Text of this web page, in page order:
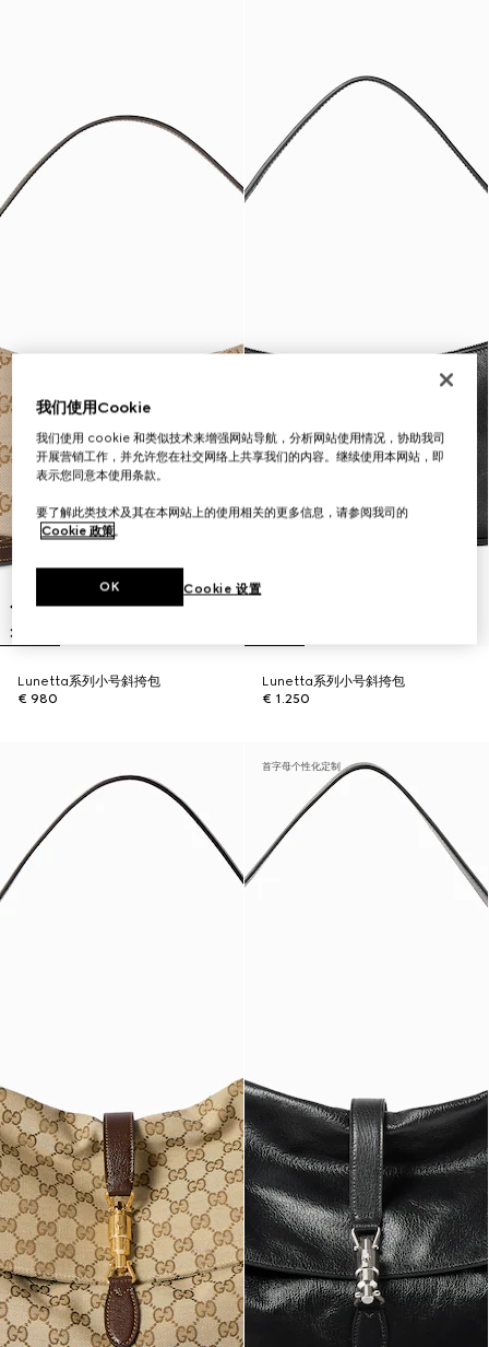
Lunetta系列小号斜挎包
€ 980
Lunetta系列小号斜挎包
€ 1.250
首字母个性化定制
我们使用Cookie
我们使用 cookie 和类似技术来增强网站导航，分析网站使用情况，协助我司
开展营销工作，并允许您在社交网络上共享我们的内容。继续使用本网站，即
表示您同意本使用条款。
要了解此类技术及其在本网站上的使用相关的更多信息，请参阅我司的
Cookie 政策。
Cookie 设置
OK